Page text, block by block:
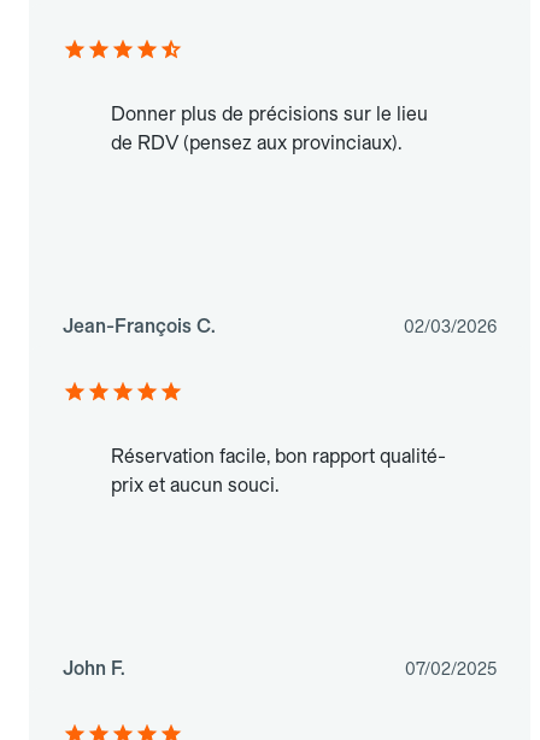
Donner plus de précisions sur le lieu
de RDV (pensez aux provinciaux).
Jean-François C. 02/03/2026
Réservation facile, bon rapport qualité-
prix et aucun souci.
John F. 07/02/2025